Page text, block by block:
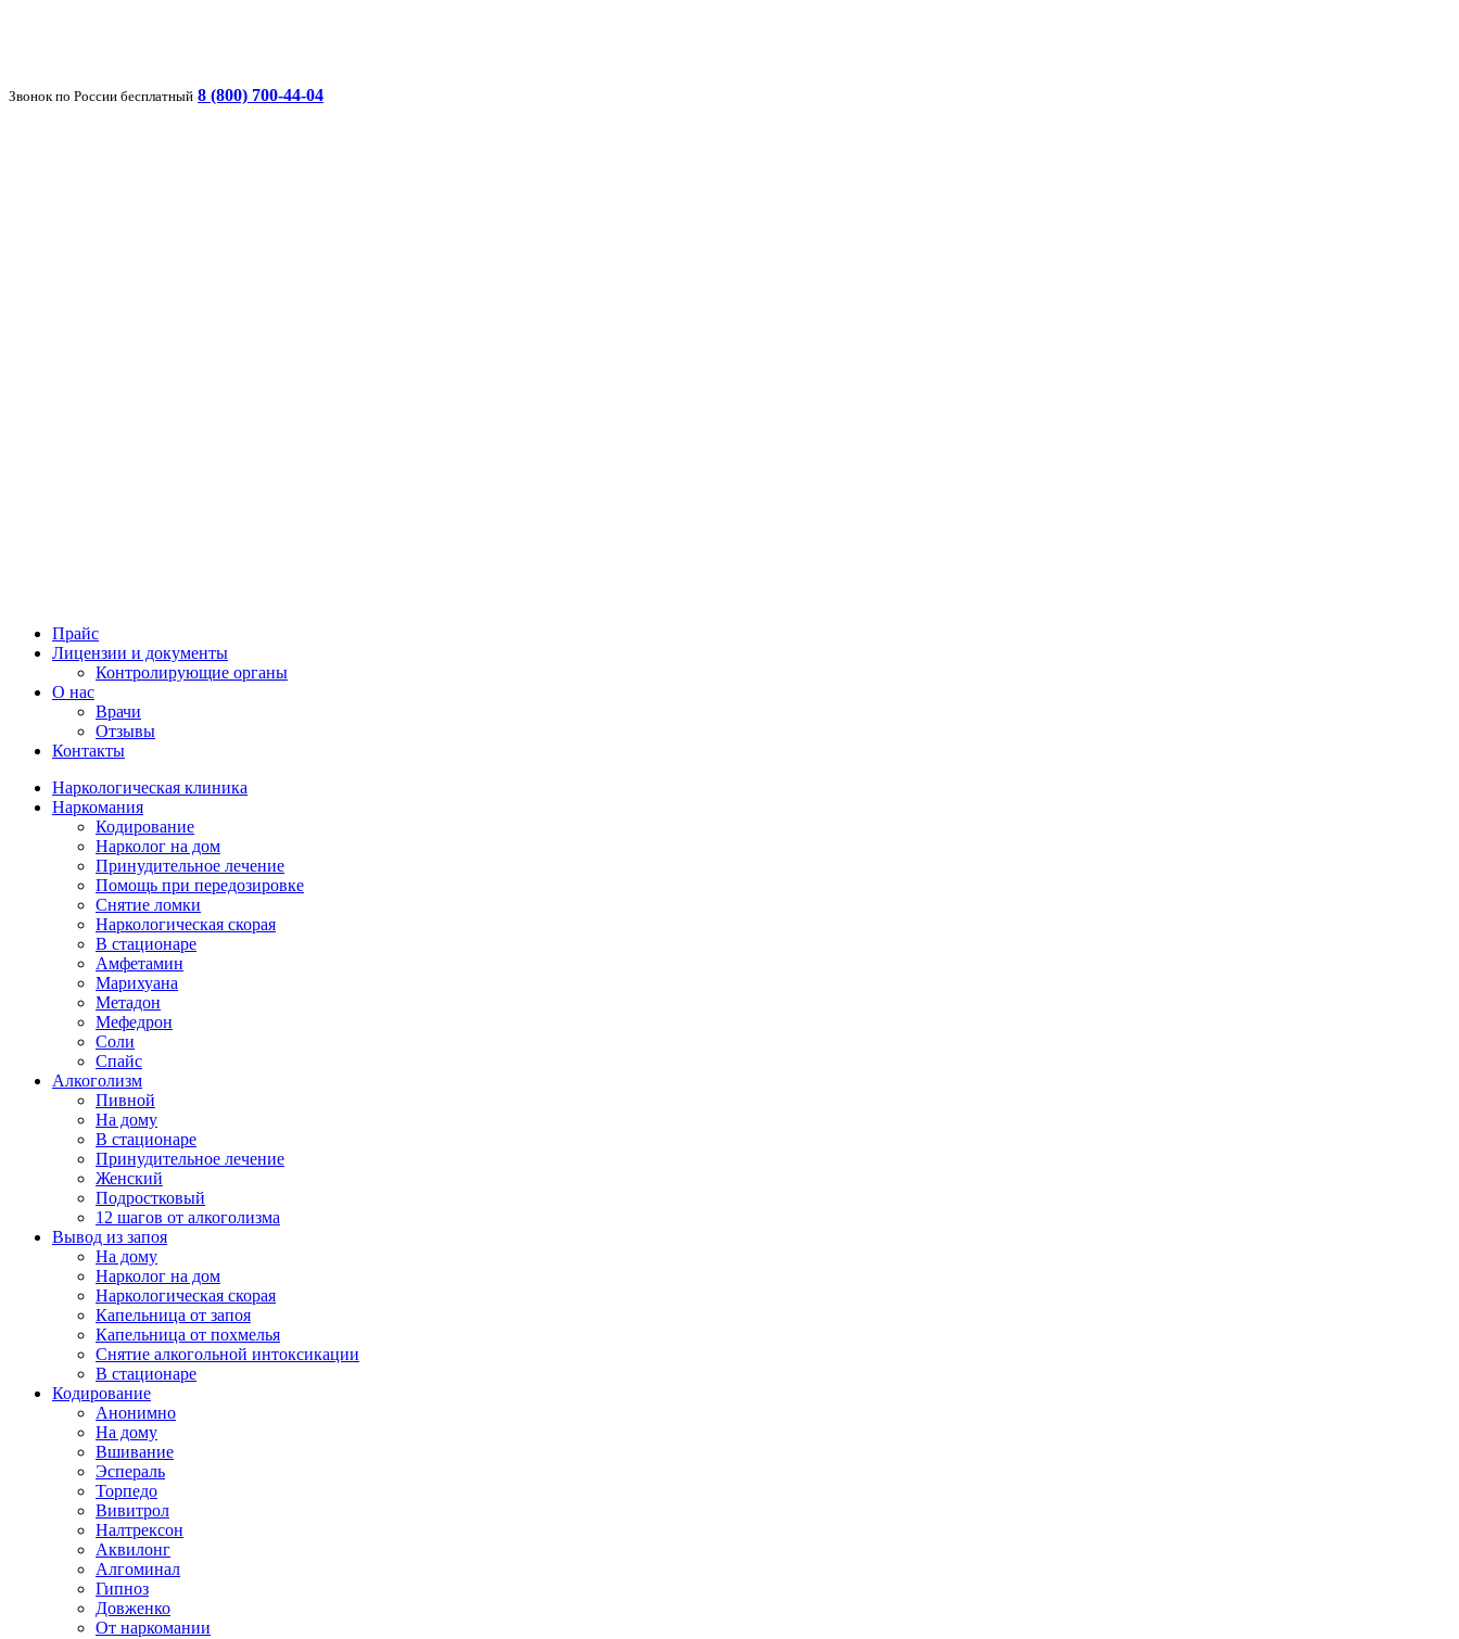
Звонок по России бесплатный 8 (800) 700-44-04
Прайс
Лицензии и документы
Контролирующие органы
О нас
Врачи
Отзывы
Контакты
Наркологическая клиника
Наркомания
Кодирование
Нарколог на дом
Принудительное лечение
Помощь при передозировке
Снятие ломки
Наркологическая скорая
В стационаре
Амфетамин
Марихуана
Метадон
Мефедрон
Соли
Спайс
Алкоголизм
Пивной
На дому
В стационаре
Принудительное лечение
Женский
Подростковый
12 шагов от алкоголизма
Вывод из запоя
На дому
Нарколог на дом
Наркологическая скорая
Капельница от запоя
Капельница от похмелья
Снятие алкогольной интоксикации
В стационаре
Кодирование
Анонимно
На дому
Вшивание
Эспераль
Торпедо
Вивитрол
Налтрексон
Аквилонг
Алгоминал
Гипноз
Довженко
От наркомании